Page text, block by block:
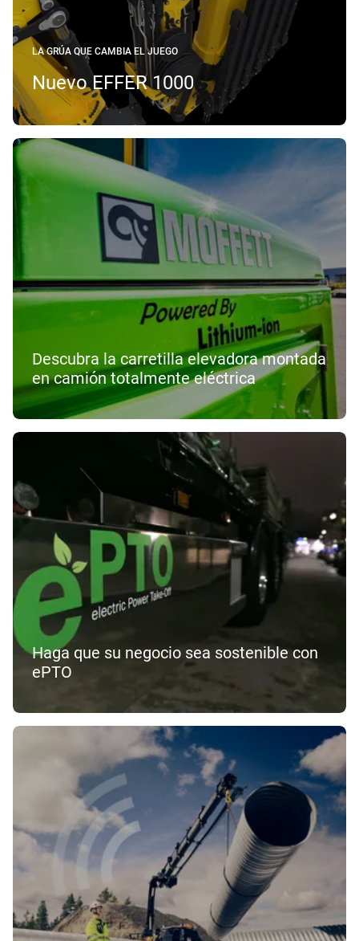
LA GRÚA QUE CAMBIA EL JUEGO
Nuevo EFFER 1000
Descubra la carretilla elevadora montada
en camión totalmente eléctrica
Haga que su negocio sea sostenible con
ePTO